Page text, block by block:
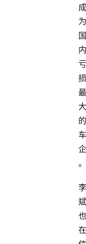
成
为
国
内
亏
损
最
大
的
车
企
。
李
斌
也
在